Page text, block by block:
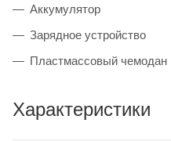
Аккумулятор
Зарядное устройство
Пластмассовый чемодан
Характеристики